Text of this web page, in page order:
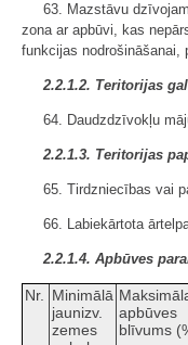
63. Mazstāvu
zona ar apbūvi, kas
funkcijas nodrošināšanai,
2.2.1.2. Teritorijas
64. Daudzdzīvokļu
2.2.1.3. Teritorijas
65. Tirdzniecības vai
66. Labiekārtota
2.2.1.4. Apbūves
Nr.
Minimālā
jaunizv.
zemes
apbūves
blīvums